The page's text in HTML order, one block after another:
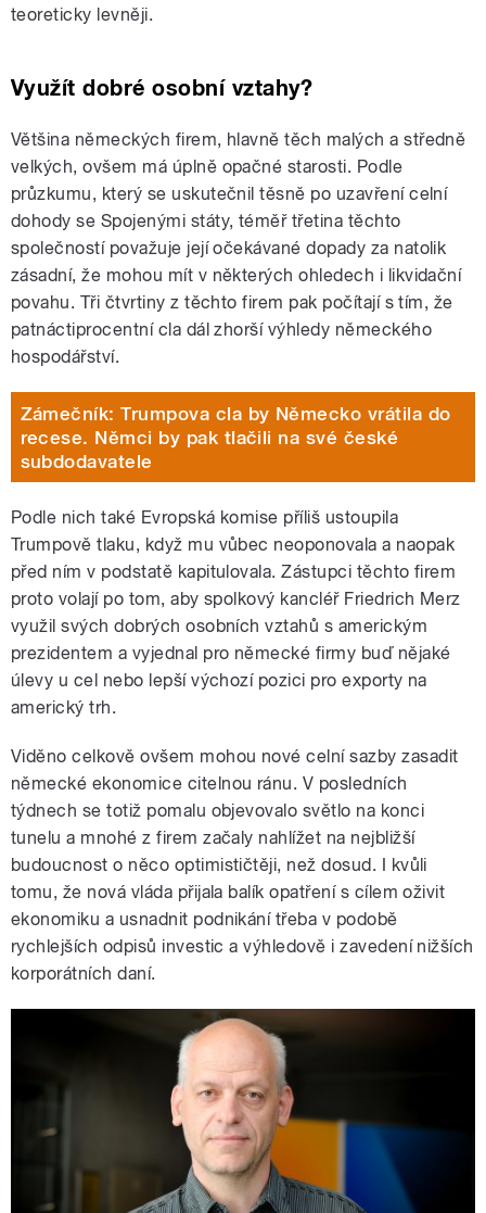
teoreticky levněji.
Využít dobré osobní vztahy?
Většina německých firem, hlavně těch malých a středně
velkých, ovšem má úplně opačné starosti. Podle
průzkumu, který se uskutečnil těsně po uzavření celní
dohody se Spojenými státy, téměř třetina těchto
společností považuje její očekávané dopady za natolik
zásadní, že mohou mít v některých ohledech i likvidační
povahu. Tři čtvrtiny z těchto firem pak počítají s tím, že
patnáctiprocentní cla dál zhorší výhledy německého
hospodářství.
Zámečník: Trumpova cla by Německo vrátila do
recese. Němci by pak tlačili na své české
subdodavatele
Podle nich také Evropská komise příliš ustoupila
Trumpově tlaku, když mu vůbec neoponovala a naopak
před ním v podstatě kapitulovala. Zástupci těchto firem
proto volají po tom, aby spolkový kancléř Friedrich Merz
využil svých dobrých osobních vztahů s americkým
prezidentem a vyjednal pro německé firmy buď nějaké
úlevy u cel nebo lepší výchozí pozici pro exporty na
americký trh.
Viděno celkově ovšem mohou nové celní sazby zasadit
německé ekonomice citelnou ránu. V posledních
týdnech se totiž pomalu objevovalo světlo na konci
tunelu a mnohé z firem začaly nahlížet na nejbližší
budoucnost o něco optimističtěji, než dosud. I kvůli
tomu, že nová vláda přijala balík opatření s cílem oživit
ekonomiku a usnadnit podnikání třeba v podobě
rychlejších odpisů investic a výhledově i zavedení nižších
korporátních daní.